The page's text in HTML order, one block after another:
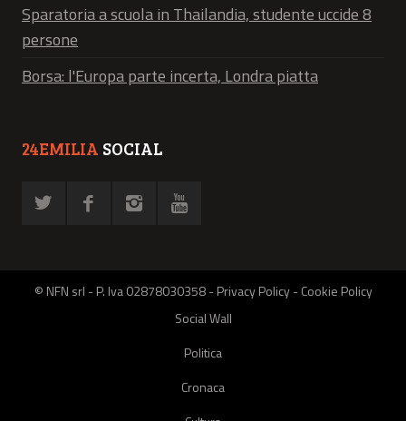
Sparatoria a scuola in Thailandia, studente uccide 8
persone
Borsa: l'Europa parte incerta, Londra piatta
24EMILIA SOCIAL
© NFN srl - P. Iva 02878030358 -Privacy Policy-Cookie Policy
Social Wall
Politica
Cronaca